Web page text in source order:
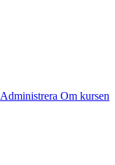
Administrera Om kursen